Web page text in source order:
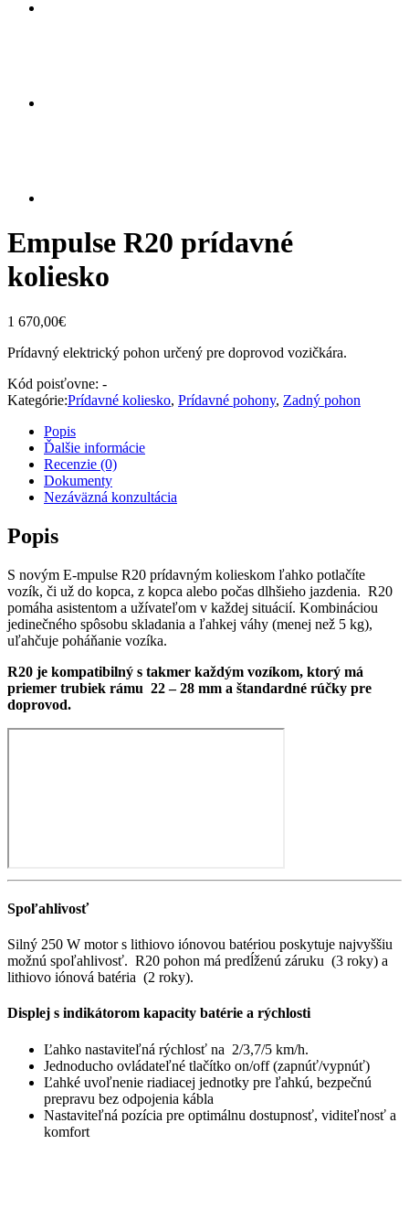
Empulse R20 prídavné
koliesko
1 670,00€
Prídavný elektrický pohon určený pre doprovod vozičkára.
Kód poisťovne: -
Kategórie:Prídavné koliesko, Prídavné pohony, Zadný pohon
Popis
Ďalšie informácie
Recenzie (0)
Dokumenty
Nezáväzná konzultácia
Popis
S novým E-mpulse R20 prídavným kolieskom ľahko potlačíte
vozík, či už do kopca, z kopca alebo počas dlhšieho jazdenia. R20
pomáha asistentom a užívateľom v každej situácií. Kombináciou
jedinečného spôsobu skladania a ľahkej váhy (menej než 5 kg),
uľahčuje poháňanie vozíka.
R20 je kompatibilný s takmer každým vozíkom, ktorý má
priemer trubiek rámu 22 – 28 mm a štandardné rúčky pre
doprovod.
Spoľahlivosť
Silný 250 W motor s lithiovo iónovou batériou poskytuje najvyššiu
možnú spoľahlivosť. R20 pohon má predĺženú záruku (3 roky) a
lithiovo iónová batéria (2 roky).
Displej s indikátorom kapacity batérie a rýchlosti
Ľahko nastaviteľná rýchlosť na 2/3,7/5 km/h.
Jednoducho ovládateľné tlačítko on/off (zapnúť/vypnúť)
Ľahké uvoľnenie riadiacej jednotky pre ľahkú, bezpečnú
prepravu bez odpojenia kábla
Nastaviteľná pozícia pre optimálnu dostupnosť, viditeľnosť a
komfort